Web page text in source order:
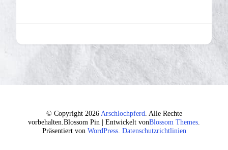
© Copyright 2026 Arschlochpferd . Alle Rechte
vorbehalten. Blossom Pin | Entwickelt vonBlossom Themes
Präsentiert von WordPress. Datenschutzrichtlinien